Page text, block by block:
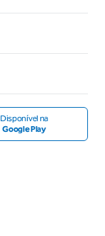
Disponível na
Google Play